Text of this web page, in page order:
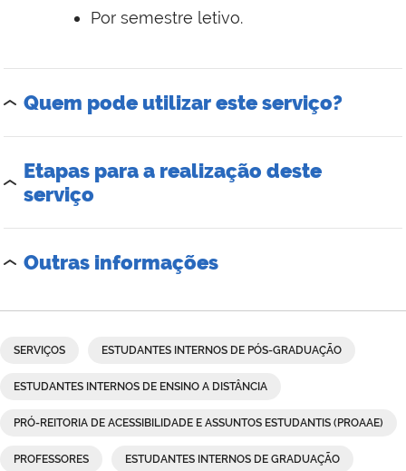
Por semestre letivo.
Quem pode utilizar este serviço?
Etapas para a realização deste
serviço
Outras informações
SERVIÇOS ESTUDANTES INTERNOS DE PÓS-GRADUAÇÃO
ESTUDANTES INTERNOS DE ENSINO A DISTÂNCIA
PRÓ-REITORIA DE ACESSIBILIDADE E ASSUNTOS ESTUDANTIS (PROAAE)
PROFESSORES ESTUDANTES INTERNOS DE GRADUAÇÃO